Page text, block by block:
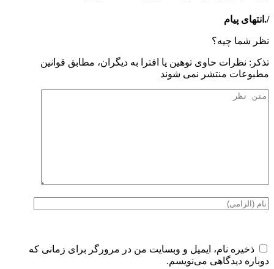
/.انتهای پیام
نظر شما چیه؟
تذكر: نظرات حاوی توهين يا افترا به ديگران، مطابق قوانين
مطبوعات منتشر نمی شوند
ذخیره نام، ایمیل و وبسایت من در مرورگر برای زمانی که
دوباره دیدگاهی می‌نویسم.